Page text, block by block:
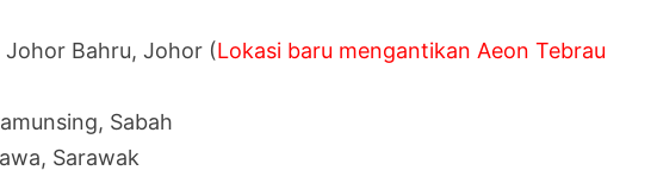
Bahru, Johor (Lokasi baru mengantikan Aeon Tebrau
Sabah
Sarawak